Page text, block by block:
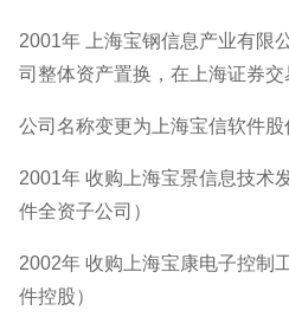
2001年 上海宝钢信息产业有限
司整体资产置换，在上海证券交
公司名称变更为上海宝信软件股
2001年 收购上海宝景信息技术
件全资子公司）
2002年 收购上海宝康电子控制
件控股）